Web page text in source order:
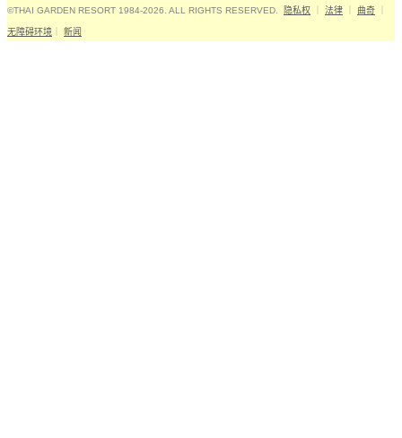
©THAI GARDEN RESORT 1984-2026. ALL RIGHTS RESERVED. 隐私权 法律 曲奇
无障碍环境 新闻